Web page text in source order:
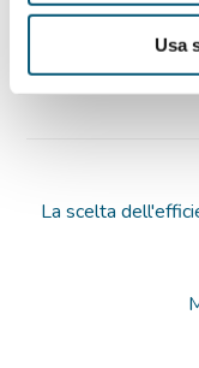
Usa
Visualizza il
La scelta